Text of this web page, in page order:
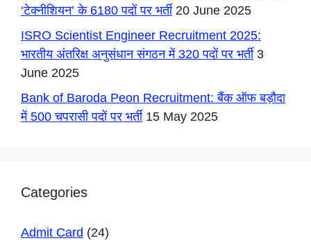
‘टेक्नीशियन’ के 6180 पदों पर भर्ती 20 June 2025
ISRO Scientist Engineer Recruitment 2025:
भारतीय अंतरिक्ष अनुसंधान संगठन में 320 पदों पर भर्ती 3
June 2025
Bank of Baroda Peon Recruitment: बैंक ऑफ बड़ौदा
में 500 चपरासी पदों पर भर्ती 15 May 2025
Categories
Admit Card (24)